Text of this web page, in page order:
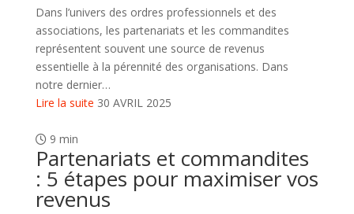
Dans l’univers des ordres professionnels et des
associations, les partenariats et les commandites
représentent souvent une source de revenus
essentielle à la pérennité des organisations. Dans
notre dernier…
Lire la suite 30 AVRIL 2025
9 min
Partenariats et commandites
: 5 étapes pour maximiser vos
revenus